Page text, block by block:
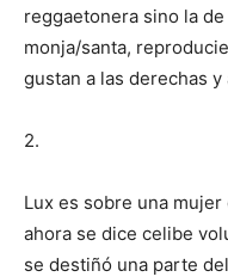
reggaetonera sino la
monja/santa,
gustan a las derechas
2.
Lux es sobre una
ahora se dice celibe
se destiñó una parte